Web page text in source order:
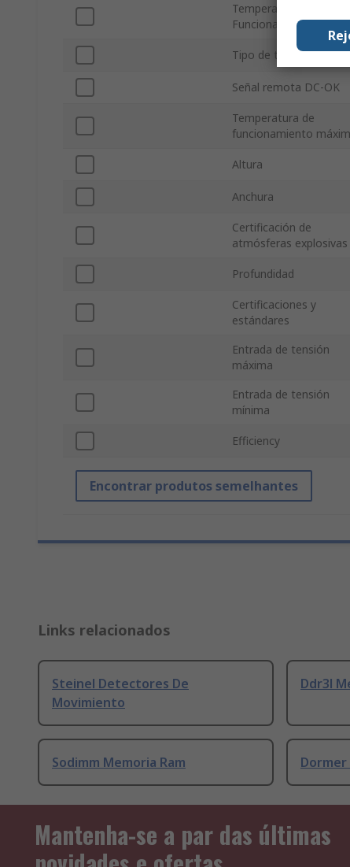
Temperatura de
Funcionamiento
Tipo de tensión de
Señal remota DC-OK
Temperatura de
funcionamiento
Altura
Anchura
Certificación de
atmósferas explosivas
Profundidad
Certificaciones y
estándares
Entrada de tensión
máxima
Entrada de tensión
mínima
Efficiency
Encontrar produtos semelhantes
Links relacionados
Steinel Detectores De
Movimiento
Ddr3l
Sodimm Memoria Ram Dormer
Mantenha-se a par das últimas